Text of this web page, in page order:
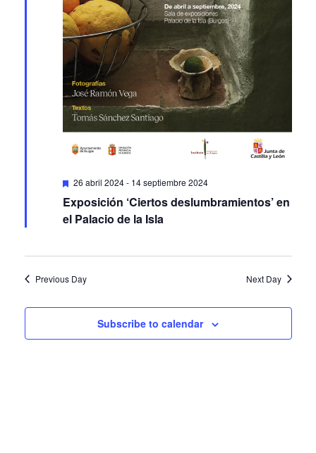
Featured
26 abril 2024- 14 septiembre 2024
Exposición ‘Ciertos deslumbramientos’ en
el Palacio de la Isla
Previous Day Next Day
Subscribe to calendar